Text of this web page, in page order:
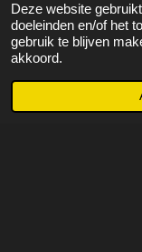
Deze website
doeleinden en/of het
gebruik te blijven
akkoord.